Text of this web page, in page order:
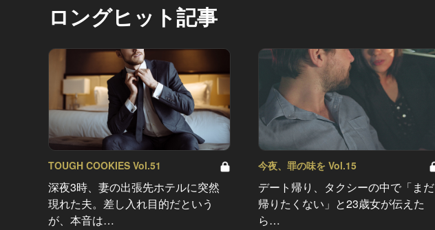
ロングヒット記事
TOUGH COOKIES Vol.51
深夜3時、妻の出張先ホテルに突然
現れた夫。差し入れ目的だという
が、本音は…
今夜、罪の味を Vol.15
デート帰り、タクシーの中で「まだ
帰りたくない」と23歳女が伝えた
ら…